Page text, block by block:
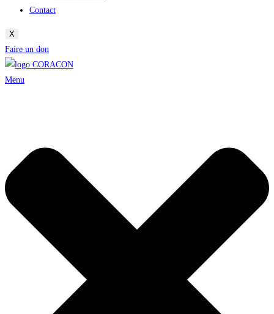
Contact
X
Faire un don
Menu